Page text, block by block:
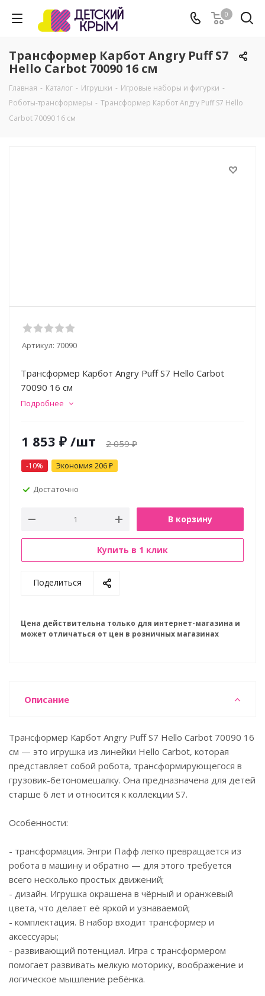
0
Трансформер Карбот Angry Puff S7
Hello Carbot 70090 16 см
Главная - Каталог - Игрушки - Игровые наборы и фигурки -
Роботы-трансформеры - Трансформер Карбот Angry Puff S7 Hello
Carbot 70090 16 см
Артикул: 70090
Трансформер Карбот Angry Puff S7 Hello Carbot
70090 16 см
Подробнее
1 853 ₽ /шт 2 059₽
-10% Экономия 206₽
Достаточно
В корзину
Купить в 1 клик
Поделиться
Цена действительна только для интернет-магазина и
может отличаться от цен в розничных магазинах
Описание
Трансформер Карбот Angry Puff S7 Hello Carbot 70090 16
см — это игрушка из линейки Hello Carbot, которая
представляет собой робота, трансформирующегося в
грузовик-бетономешалку. Она предназначена для детей
старше 6 лет и относится к коллекции S7.
Особенности:
- трансформация. Энгри Пафф легко превращается из
робота в машину и обратно — для этого требуется
всего несколько простых движений;
- дизайн. Игрушка окрашена в чёрный и оранжевый
цвета, что делает её яркой и узнаваемой;
- комплектация. В набор входит трансформер и
аксессуары;
- развивающий потенциал. Игра с трансформером
помогает развивать мелкую моторику, воображение и
логическое мышление ребёнка.